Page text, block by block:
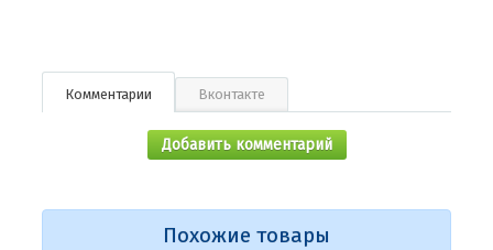
Комментарии Вконтакте
Добавить комментарий
Похожие товары